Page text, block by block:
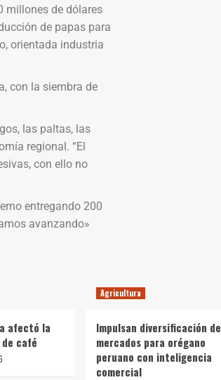
millones de dólares
de papas para
orientada industria
con la siembra de
las paltas, las
regional. “El
con ello no
entregando 200
avanzando»
afectó la
café
Agricultura
Impulsan diversificación de
mercados para orégano
peruano con inteligencia
comercial